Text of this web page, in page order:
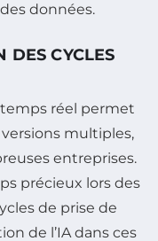
données.
DES CYCLES
réel permet
multiples,
entreprises.
précieux lors des
de prise de
de l’IA dans ces